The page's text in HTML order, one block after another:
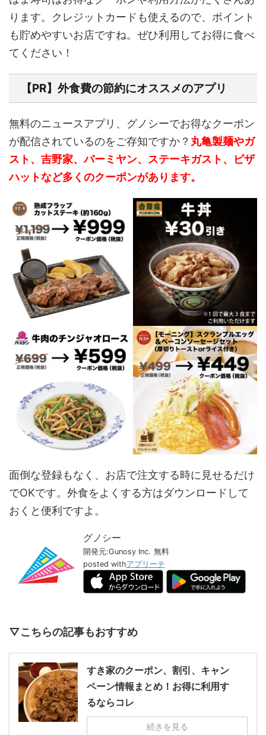
ります。クレジットカードも使えるので、ポイント
も貯めやすいお店ですね。ぜひ利用してお得に食べ
てください！
【PR】外食費の節約にオススメのアプリ
無料のニュースアプリ、グノシーでお得なクーポン
が配信されているのをご存知ですか？ 丸亀製麺やガ
スト、吉野家、バーミヤン、ステーキガスト、ピザ
ハットなど多くのクーポンがあります。
面倒な登録もなく、お店で注文する時に見せるだけ
でOKです。外食をよくする方はダウンロードして
おくと便利ですよ。
グノシー
開発元:Gunosy Inc. 無料
posted withアプリーチ
▽こちらの記事もおすすめ
すき家のクーポン、割引、キャン
ペーン情報まとめ！お得に利用す
るならコレ
続きを見る